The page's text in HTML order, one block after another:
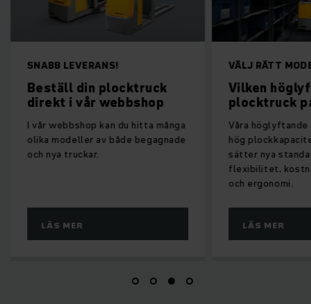
SNABB LEVERANS!
Beställ din plocktruck
direkt i vår webbshop
I vår webbshop kan du hitta många
olika modeller av både begagnade
och nya truckar.
LÄS MER
VÄLJ RÄTT
Vilken
plocktruck
Våra
hög
sätter nya
flexibilitet,
och ergonomi.
LÄS MER